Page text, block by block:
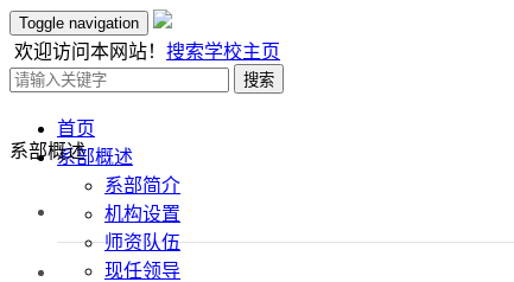
Toggle navigation
欢迎访问本网站！ 搜索学校主页
搜索
首页
系部概述
系部简介
机构设置
师资队伍
现任领导
系部概述